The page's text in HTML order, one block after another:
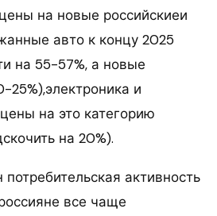
на новые российскиеи
авто к концу 2025
на 55-57%, а новые
и
на это категорию
на 20%).
активность
все чаще